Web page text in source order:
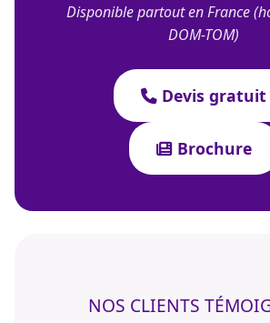
Disponible partout en France
DOM-TOM)
Devis gratuit
Brochure
NOS CLIENTS